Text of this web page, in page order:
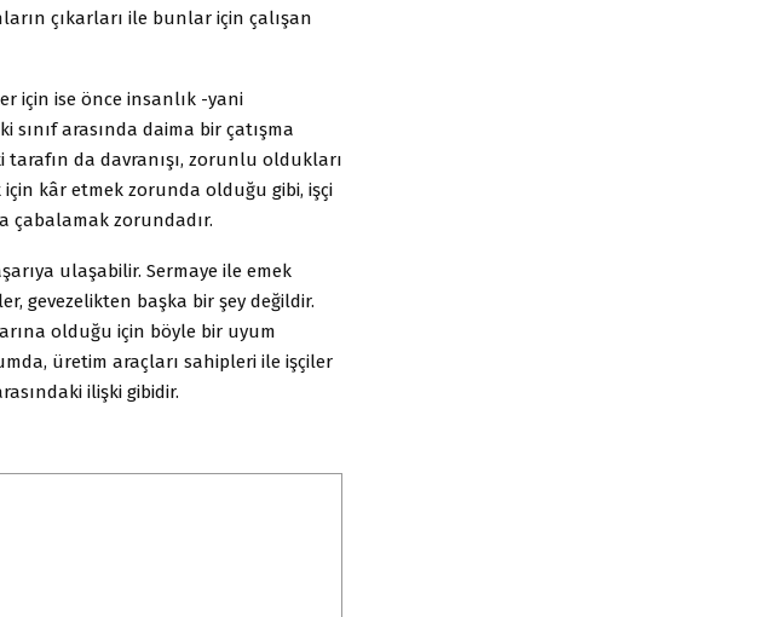
çıkarları ile bunlar için çalışan
için ise önce insanlık -yani
arasında daima bir çatışma
tarafın da davranışı, zorunlu oldukları
kâr etmek zorunda olduğu gibi, işçi
çabalamak zorundadır.
ulaşabilir. Sermaye ile emek
gevezelikten başka bir şey değildir.
olduğu için böyle bir uyum
üretim araçları sahipleri ile işçiler
ilişki gibidir.